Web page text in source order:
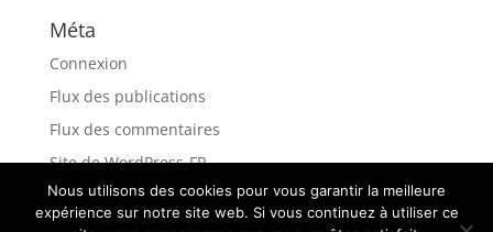
Méta
Connexion
Flux des publications
Flux des commentaires
Site de WordPress-FR
Nous utilisons des cookies pour vous garantir la meilleure
expérience sur notre site web. Si vous continuez à utiliser ce